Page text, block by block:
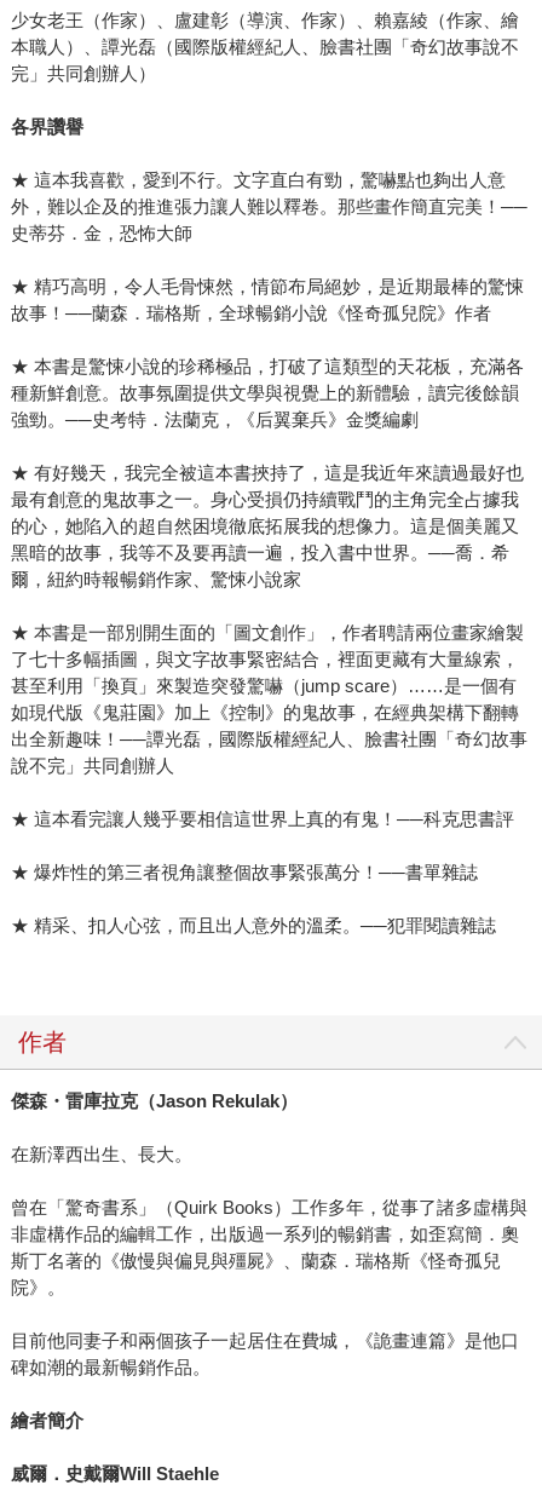
少女老王（作家）、盧建彰（導演、作家）、賴嘉綾（作家、繪
本職人）、譚光磊（國際版權經紀人、臉書社團「奇幻故事說不
完」共同創辦人）
各界讚譽
★ 這本我喜歡，愛到不行。文字直白有勁，驚嚇點也夠出人意
外，難以企及的推進張力讓人難以釋卷。那些畫作簡直完美！──
史蒂芬．金，恐怖大師
★ 精巧高明，令人毛骨悚然，情節布局絕妙，是近期最棒的驚悚
故事！──蘭森．瑞格斯，全球暢銷小說《怪奇孤兒院》作者
★ 本書是驚悚小說的珍稀極品，打破了這類型的天花板，充滿各
種新鮮創意。故事氛圍提供文學與視覺上的新體驗，讀完後餘韻
強勁。──史考特．法蘭克，《后翼棄兵》金獎編劇
★ 有好幾天，我完全被這本書挾持了，這是我近年來讀過最好也
最有創意的鬼故事之一。身心受損仍持續戰鬥的主角完全占據我
的心，她陷入的超自然困境徹底拓展我的想像力。這是個美麗又
黑暗的故事，我等不及要再讀一遍，投入書中世界。──喬．希
爾，紐約時報暢銷作家、驚悚小說家
★ 本書是一部別開生面的「圖文創作」，作者聘請兩位畫家繪製
了七十多幅插圖，與文字故事緊密結合，裡面更藏有大量線索，
甚至利用「換頁」來製造突發驚嚇（jump scare）……是一個有
如現代版《鬼莊園》加上《控制》的鬼故事，在經典架構下翻轉
出全新趣味！──譚光磊，國際版權經紀人、臉書社團「奇幻故事
說不完」共同創辦人
★ 這本看完讓人幾乎要相信這世界上真的有鬼！──科克思書評
★ 爆炸性的第三者視角讓整個故事緊張萬分！──書單雜誌
★ 精采、扣人心弦，而且出人意外的溫柔。──犯罪閱讀雜誌
作者
傑森・雷庫拉克（Jason Rekulak）
在新澤西出生、長大。
曾在「驚奇書系」（Quirk Books）工作多年，從事了諸多虛構與
非虛構作品的編輯工作，出版過一系列的暢銷書，如歪寫簡．奧
斯丁名著的《傲慢與偏見與殭屍》、蘭森．瑞格斯《怪奇孤兒
院》。
目前他同妻子和兩個孩子一起居住在費城，《詭畫連篇》是他口
碑如潮的最新暢銷作品。
繪者簡介
威爾．史戴爾Will Staehle